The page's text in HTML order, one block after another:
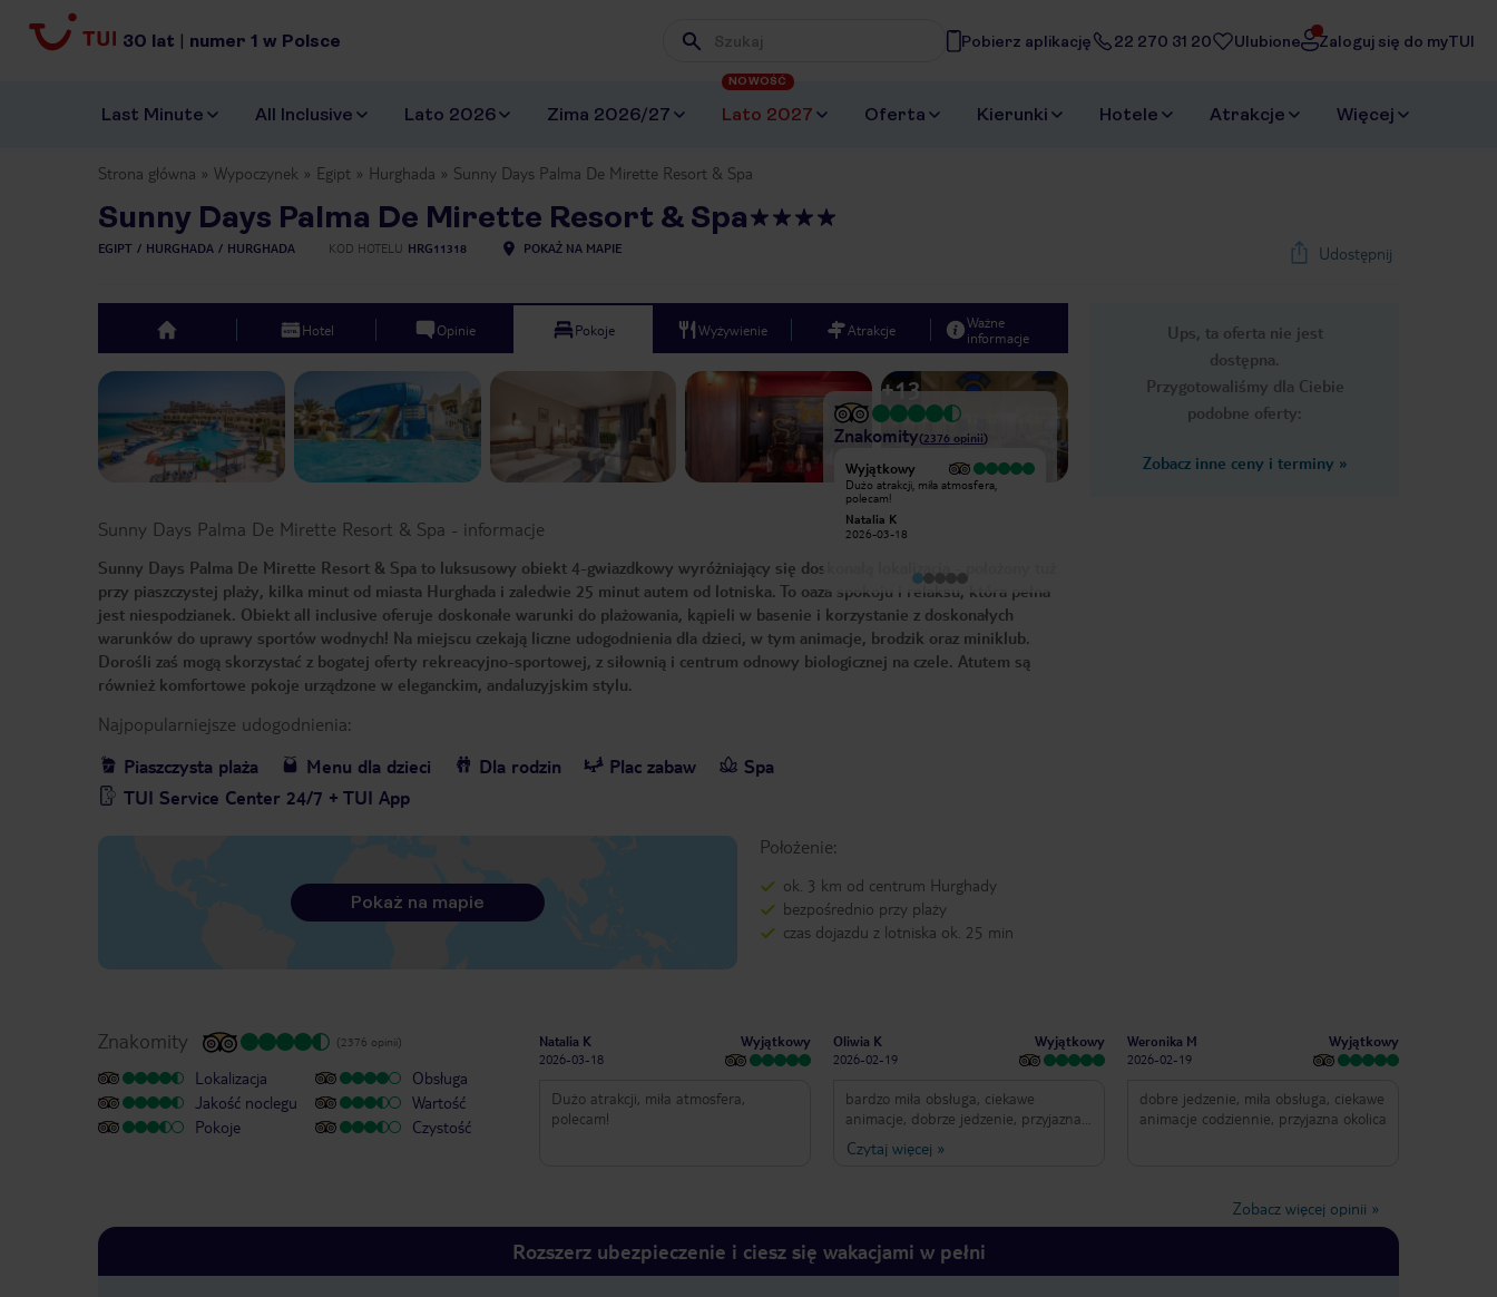
30 lat | numer 1 w Polsce Wpisz frazę, której szukasz
Pobierz aplikację 22 270 31 20 Ulubione Zaloguj się do myTUI
Last Minute All Inclusive Lato 2026 Zima 2026/27 Lato 2027
NOWOŚĆ
Oferta Kierunki Hotele Atrakcje Więcej
Strona główna Wypoczynek Egipt Hurghada Sunny Days Palma De Mirette Resort & Spa
Sunny Days Palma De Mirette Resort & Spa
EGIPT HURGHADA HURGHADA KOD HOTELU HRG11318 POKAŻ NA MAPIE Udostępnij
Ups, ta oferta nie jest
dostępna.
Przygotowaliśmy dla Ciebie
podobne oferty:
Zobacz inne ceny i terminy »
top Hotel Opinie Pokoje Wyżywienie Atrakcje
Ważne
informacje
Next slide
1/19
+13
Znakomity(2376 opinii)
Wyjątkowy
Bardzo sympatyczny pobyt.
wieczorny program. Polecam gorąco.
Wyjątkowy
Dużo atrakcji, miła atmosfera,
polecam!
Natalia K
2026-03-18
Wyjątkowy
Sunny Days Palma De Mirette Resort & Spa - informacje
Sunny Days Palma De Mirette Resort & Spa to luksusowy obiekt 4-gwiazdkowy wyróżniający się doskonałą lokalizacją - położony tuż
przy piaszczystej plaży, kilka minut od miasta Hurghada i zaledwie 25 minut autem od lotniska. To oaza spokoju i relaksu, która pełna
jest niespodzianek. Obiekt all inclusive oferuje doskonałe warunki do plażowania, kąpieli w basenie i korzystanie z doskonałych
warunków do uprawy sportów wodnych! Na miejscu czekają liczne udogodnienia dla dzieci, w tym animacje, brodzik oraz miniklub.
Dorośli zaś mogą skorzystać z bogatej oferty rekreacyjno-sportowej, z siłownią i centrum odnowy biologicznej na czele. Atutem są
również komfortowe pokoje urządzone w eleganckim, andaluzyjskim stylu.
Najpopularniejsze udogodnienia:
Piaszczysta plaża
Menu dla dzieci Dla rodzin Plac zabaw
Spa
TUI Service Center 24/7 + TUI App
Położenie:
ok. 3 km od centrum Hurghady
bezpośrednio przy plaży
czas dojazdu z lotniska ok. 25 min
Pokaż na mapie
Znakomity (2376 opinii)
Lokalizacja
Jakość noclegu
Pokoje
Obsługa
Wartość
Czystość
Natalia K
2026-03-18
Wyjątkowy
Dużo atrakcji, miła atmosfera,
polecam!
Oliwia K
2026-02-19
Wyjątkowy
bardzo miła obsługa, ciekawe
animacje, dobrze jedzenie, przyjazna
okolica
Czytaj więcej »
Weronika M
2026-02-19
Wyjątkowy
dobre jedzenie, miła obsługa, ciekawe
animacje codziennie, przyjazna okolica
Zobacz więcej opinii »
Rozszerz ubezpieczenie i ciesz się wakacjami w pełni